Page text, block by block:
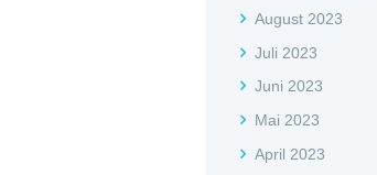
August 2023
Juli 2023
Juni 2023
Mai 2023
April 2023